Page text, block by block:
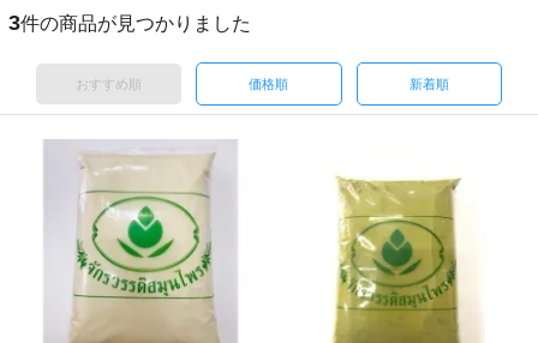
3件の商品が見つかりました
おすすめ順 価格順 新着順